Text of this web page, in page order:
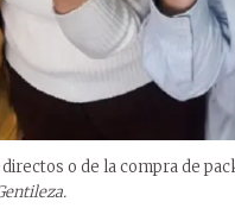
o de la compra de